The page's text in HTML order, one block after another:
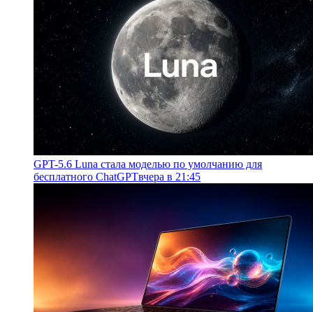
GPT-5.6 Luna стала моделью по умолчанию для
бесплатного ChatGPTвчера в 21:45